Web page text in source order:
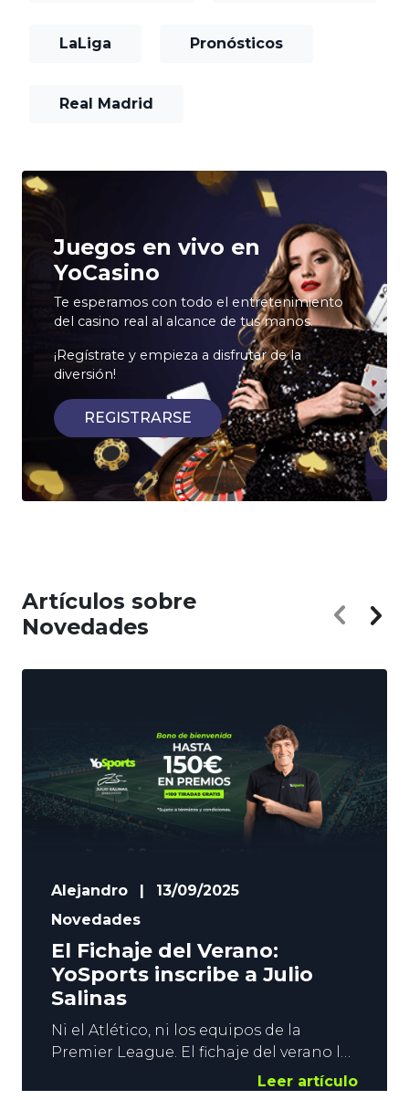
LaLiga Pronósticos
Real Madrid
Juegos en vivo en
YoCasino
Te esperamos con todo el entretenimiento
del casino real al alcance de tus manos.
¡Regístrate y empieza a disfrutar de la
diversión!
REGISTRARSE
Artículos sobre
Novedades
Alejandro
13/09/2025
Novedades
El Fichaje del Verano:
YoSports inscribe a Julio
Salinas
Ni el Atlético, ni los equipos de la
Premier League. El fichaje del verano lo
ha hecho YoSports, y es un delantero de
los que siembran el terror en los
Leer artículo